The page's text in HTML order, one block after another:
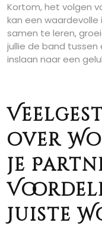
Kortom, het volgen
kan een waardevolle
samen te leren,
jullie de band tussen
inslaan naar een
over
je
Juiste